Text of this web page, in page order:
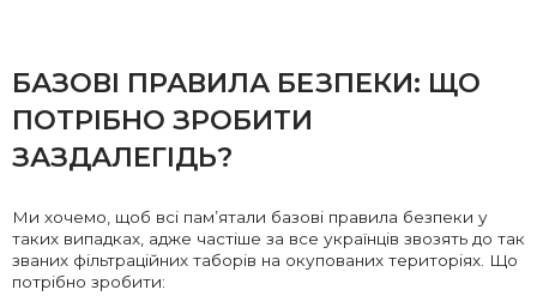
БАЗОВІ ПРАВИЛА БЕЗПЕКИ: ЩО
ПОТРІБНО ЗРОБИТИ
ЗАЗДАЛЕГІДЬ?
Ми хочемо, щоб всі пам’ятали базові правила безпеки у
таких випадках, адже частіше за все українців звозять до так
званих фільтраційних таборів на окупованих територіях. Що
потрібно зробити: